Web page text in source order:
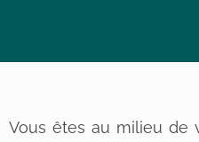
Vous êtes au milieu de